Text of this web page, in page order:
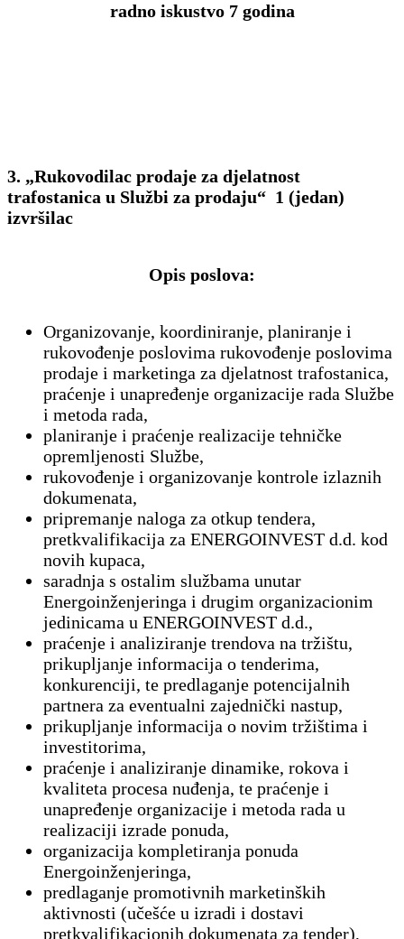
radno iskustvo 7 godina
3. „Rukovodilac prodaje za djelatnost
trafostanica u Službi za prodaju“ 1 (jedan)
izvršilac
Opis poslova:
Organizovanje, koordiniranje, planiranje i
rukovođenje poslovima rukovođenje poslovima
prodaje i marketinga za djelatnost trafostanica,
praćenje i unapređenje organizacije rada Službe
i metoda rada,
planiranje i praćenje realizacije tehničke
opremljenosti Službe,
rukovođenje i organizovanje kontrole izlaznih
dokumenata,
pripremanje naloga za otkup tendera,
pretkvalifikacija za ENERGOINVEST d.d. kod
novih kupaca,
saradnja s ostalim službama unutar
Energoinženjeringa i drugim organizacionim
jedinicama u ENERGOINVEST d.d.,
praćenje i analiziranje trendova na tržištu,
prikupljanje informacija o tenderima,
konkurenciji, te predlaganje potencijalnih
partnera za eventualni zajednički nastup,
prikupljanje informacija o novim tržištima i
investitorima,
praćenje i analiziranje dinamike, rokova i
kvaliteta procesa nuđenja, te praćenje i
unapređenje organizacije i metoda rada u
realizaciji izrade ponuda,
organizacija kompletiranja ponuda
Energoinženjeringa,
predlaganje promotivnih marketinških
aktivnosti (učešće u izradi i dostavi
pretkvalifikacionih dokumenata za tender),